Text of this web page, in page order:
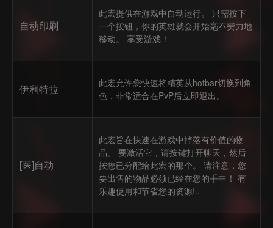
自动印刷
此宏提供在游戏中自动运行。 只需按下
一个按钮，你的英雄就会开始毫不费力地
移动。 享受游戏！
伊利特拉
此宏允许您快速将精英从hotbar切换到角
色，非常适合在PvP后立即退出。
[医]自动
此宏旨在快速在游戏中掉落有价值的物
品。 要激活它，请按键打开聊天，然后
按您已分配给此宏的那个。 请注意，您
要出售的物品必须已经在您的手中！ 有
乐趣使用和节省您的资源!..